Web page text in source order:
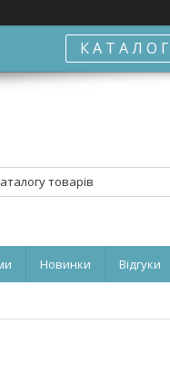
К А Т А Л О Г
Новинки Відгуки